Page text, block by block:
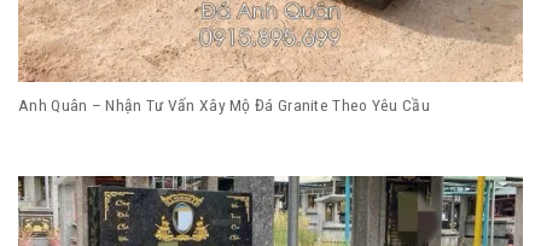
Anh Quân – Nhận Tư Vấn Xây Mộ Đá Granite Theo Yêu Cầu